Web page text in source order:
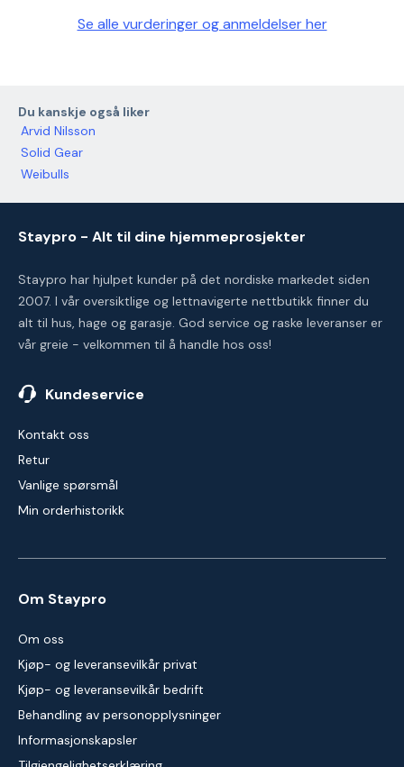
Se alle vurderinger og anmeldelser her
Du kanskje også liker
Arvid Nilsson
Solid Gear
Weibulls
Staypro - Alt til dine hjemmeprosjekter
Staypro har hjulpet kunder på det nordiske markedet siden
2007. I vår oversiktlige og lettnavigerte nettbutikk finner du
alt til hus, hage og garasje. God service og raske leveranser er
vår greie - velkommen til å handle hos oss!
Kundeservice
Kontakt oss
Retur
Vanlige spørsmål
Min orderhistorikk
Om Staypro
Om oss
Kjøp- og leveransevilkår privat
Kjøp- og leveransevilkår bedrift
Behandling av personopplysninger
Informasjonskapsler